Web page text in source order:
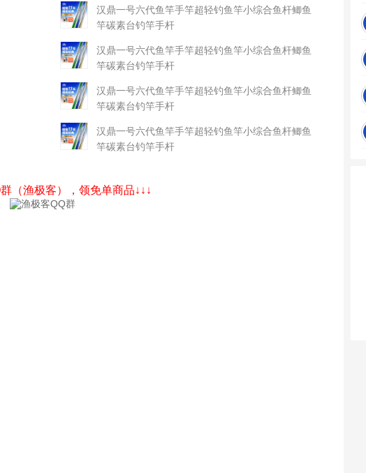
汉鼎一号六代鱼竿手竿超轻钓鱼竿小综合鱼杆鲫鱼
竿碳素台钓竿手杆
汉鼎一号六代鱼竿手竿超轻钓鱼竿小综合鱼杆鲫鱼
竿碳素台钓竿手杆
汉鼎一号六代鱼竿手竿超轻钓鱼竿小综合鱼杆鲫鱼
竿碳素台钓竿手杆
汉鼎一号六代鱼竿手竿超轻钓鱼竿小综合鱼杆鲫鱼
竿碳素台钓竿手杆
（渔极客），领免单商品↓↓↓